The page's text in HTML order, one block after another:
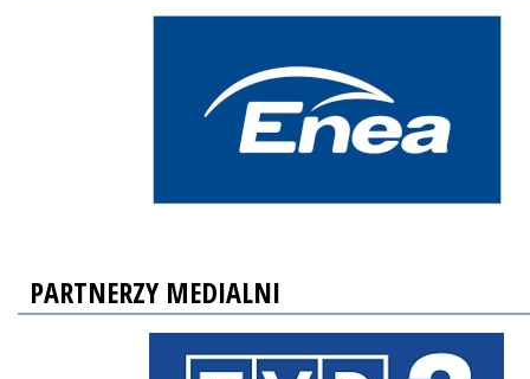
PARTNERZY MEDIALNI